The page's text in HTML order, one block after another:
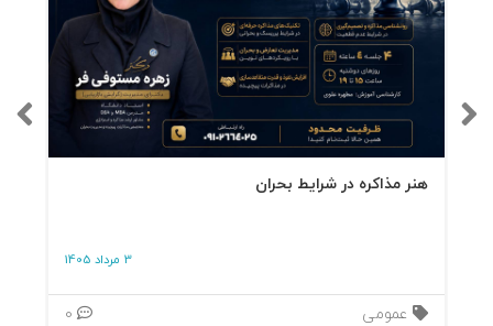
هنر مذاکره در شرایط بحران
3 مرداد 1405
عمومی